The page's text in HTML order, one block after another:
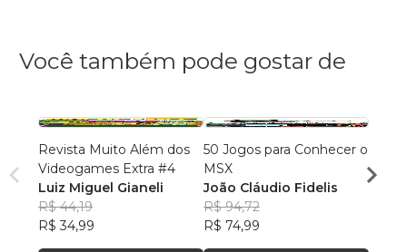
Você também pode gostar de
Revista Muito Além dos
Videogames Extra #4
Luiz Miguel Gianeli
R$ 44,19
R$ 34,99
50 Jogos para Conhecer o
MSX
João Cláudio Fidelis
R$ 94,72
R$ 74,99
L. M.